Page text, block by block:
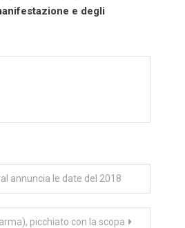
e degli
annuncia le date del 2018
picchiato con la scopa